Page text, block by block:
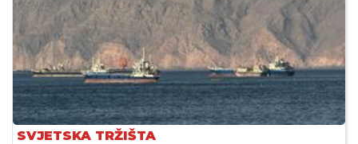
SVJETSKA TRŽIŠTA